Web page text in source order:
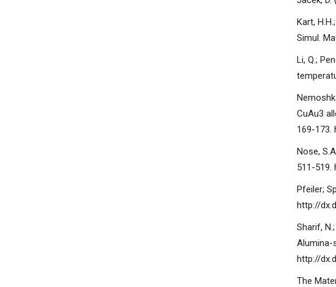
Kart,
Simul.
Li, Q.;
CuAu3
169-173.
Nose,
511-519.
Pfeiler;
http://
Sharif,
Alumina-
http://
The